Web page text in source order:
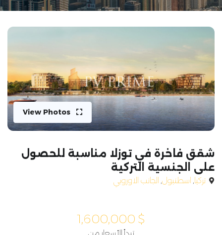
View Photos
شقق فاخرة في توزلا مناسبة للحصول
على الجنسية التركية
تركيا,اسطنبول, الجانب الاوروبي
$
1,600,000